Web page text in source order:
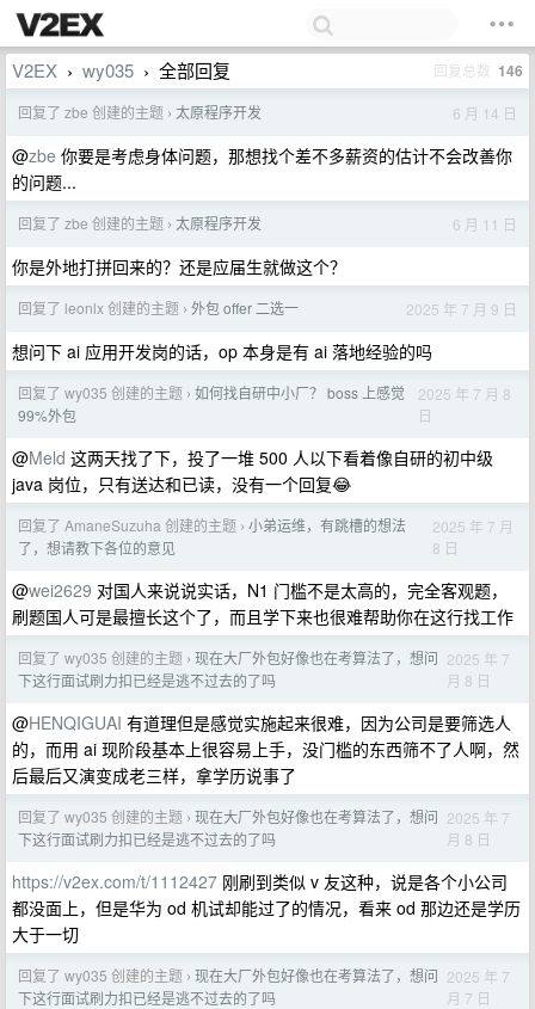
V2EX › wy035 › 全部回复 回复总数 146
回复了 zbe 创建的主题 › 太原程序开发 6 月 14 日
@zbe 你要是考虑身体问题，那想找个差不多薪资的估计不会改善你
的问题...
回复了 zbe 创建的主题 › 太原程序开发 6 月 11 日
你是外地打拼回来的？还是应届生就做这个？
回复了 leonlx 创建的主题 › 外包 offer 二选一 2025 年 7 月 9 日
想问下 ai 应用开发岗的话，op 本身是有 ai 落地经验的吗
回复了 wy035 创建的主题 › 如何找自研中小厂？ boss 上感觉
99%外包
2025 年 7 月 8
日
@Meld 这两天找了下，投了一堆 500 人以下看着像自研的初中级
java 岗位，只有送达和已读，没有一个回复😂
回复了 AmaneSuzuha 创建的主题 › 小弟运维，有跳槽的想法
了，想请教下各位的意见
2025 年 7 月
8 日
@wei2629 对国人来说说实话，N1 门槛不是太高的，完全客观题，
刷题国人可是最擅长这个了，而且学下来也很难帮助你在这行找工作
回复了 wy035 创建的主题 › 现在大厂外包好像也在考算法了，想问
下这行面试刷力扣已经是逃不过去的了吗
2025 年 7
月 8 日
@HENQIGUAI 有道理但是感觉实施起来很难，因为公司是要筛选人
的，而用 ai 现阶段基本上很容易上手，没门槛的东西筛不了人啊，然
后最后又演变成老三样，拿学历说事了
回复了 wy035 创建的主题 › 现在大厂外包好像也在考算法了，想问
下这行面试刷力扣已经是逃不过去的了吗
2025 年 7
月 8 日
https://v2ex.com/t/1112427 刚刷到类似 v 友这种，说是各个小公司
都没面上，但是华为 od 机试却能过了的情况，看来 od 那边还是学历
大于一切
回复了 wy035 创建的主题 › 现在大厂外包好像也在考算法了，想问
下这行面试刷力扣已经是逃不过去的了吗
2025 年 7
月 7 日